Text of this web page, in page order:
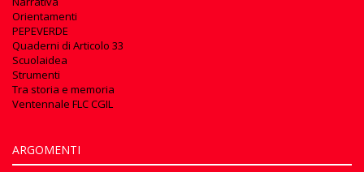
Orientamenti
PEPEVERDE
Quaderni di Articolo 33
Scuolaidea
Strumenti
Tra storia e memoria
Ventennale FLC CGIL
ARGOMENTI